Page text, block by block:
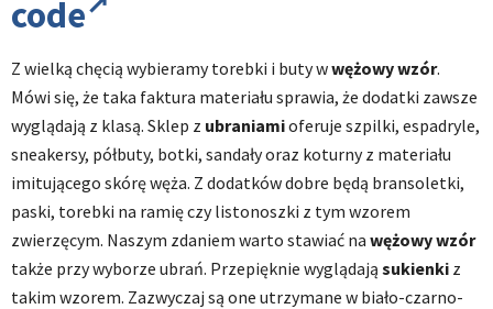
code
Z wielką chęcią wybieramy torebki i buty wwężowy wzór.
Mówi się, że taka faktura materiału sprawia, że dodatki zawsze
wyglądają z klasą. Sklep z ubraniamioferuje szpilki, espadryle,
sneakersy, półbuty, botki, sandały oraz koturny z materiału
imitującego skórę węża. Z dodatków dobre będą bransoletki,
paski, torebki na ramię czy listonoszki z tym wzorem
zwierzęcym. Naszym zdaniem warto stawiać na wężowy wzór
także przy wyborze ubrań. Przepięknie wyglądają sukienki z
takim wzorem. Zazwyczaj są one utrzymane w biało-czarno-